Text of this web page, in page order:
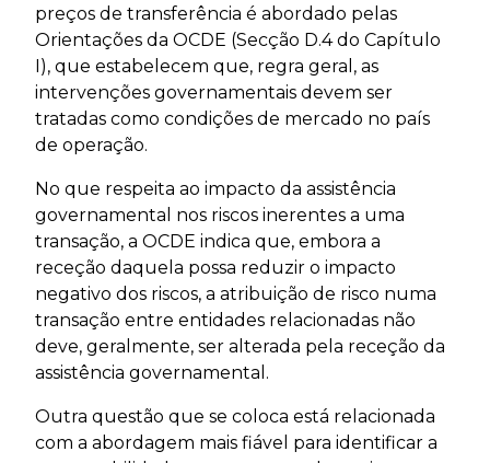
preços de transferência é abordado pelas
Orientações da OCDE (Secção D.4 do Capítulo
I), que estabelecem que, regra geral, as
intervenções governamentais devem ser
tratadas como condições de mercado no país
de operação.
No que respeita ao impacto da assistência
governamental nos riscos inerentes a uma
transação, a OCDE indica que, embora a
receção daquela possa reduzir o impacto
negativo dos riscos, a atribuição de risco numa
transação entre entidades relacionadas não
deve, geralmente, ser alterada pela receção da
assistência governamental.
Outra questão que se coloca está relacionada
com a abordagem mais fiável para identificar a